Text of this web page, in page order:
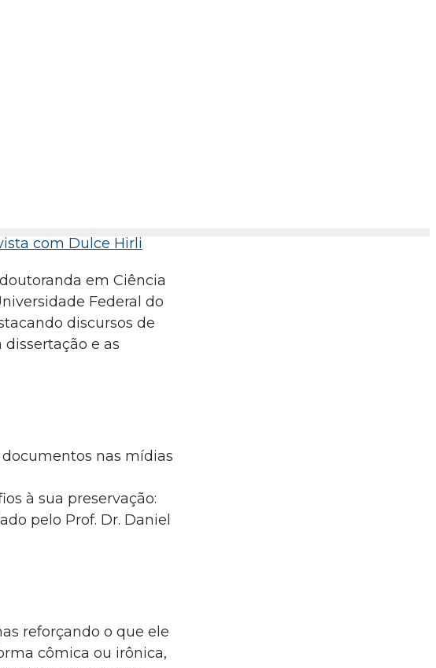
com Dulce Hirli
em Ciência
Federal do
discursos de
e as
nas mídias
à sua preservação:
pelo Prof. Dr. Daniel
reforçando o que ele
cômica ou irônica,